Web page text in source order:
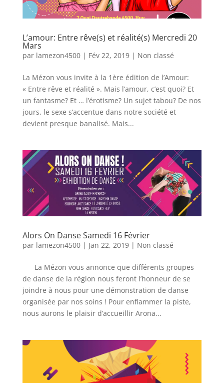
L’amour: Entre rêve(s) et réalité(s) Mercredi 20
Mars
par lamezon4500| Fév 22, 2019| Non classé
La Mézon vous invite à la 1ère édition de l’Amour:
« Entre rêve et réalité ». Mais l’amour, c’est quoi? Et
un fantasme? Et … l’érotisme? Un sujet tabou? De nos
jours, le sexe s’accentue dans notre société et
devient presque banalisé. Mais...
Alors On Danse Samedi 16 Février
par lamezon4500| Jan 22, 2019| Non classé
La Mézon vous annonce que différents groupes
de danse de la région nous feront l’honneur de se
joindre à nous pour une démonstration de danse
organisée par nos soins ! Pour enflammer la piste,
nous aurons le plaisir d’accueillir Arona...